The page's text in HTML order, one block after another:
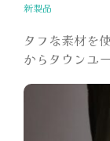
新製品
タフな素材を
からタウンユ